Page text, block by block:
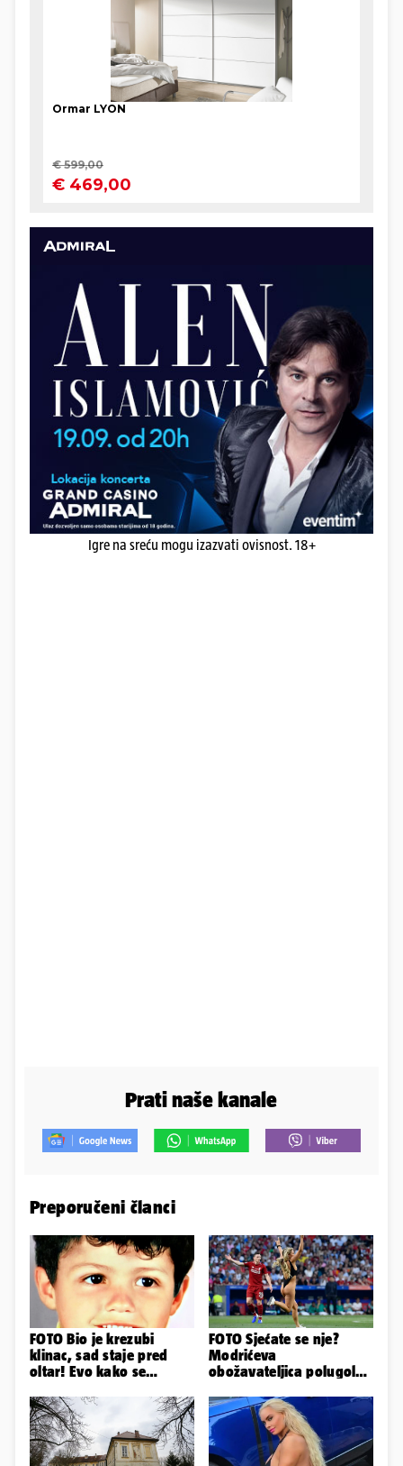
Igre na sreću mogu izazvati ovisnost. 18+
Prati naše kanale
Preporučeni članci
FOTO Bio je krezubi
klinac, sad staje pred
oltar! Evo kako se
najvećih...
FOTO Sjećate se nje?
Modrićeva
obožavateljica polugola
što radi danas